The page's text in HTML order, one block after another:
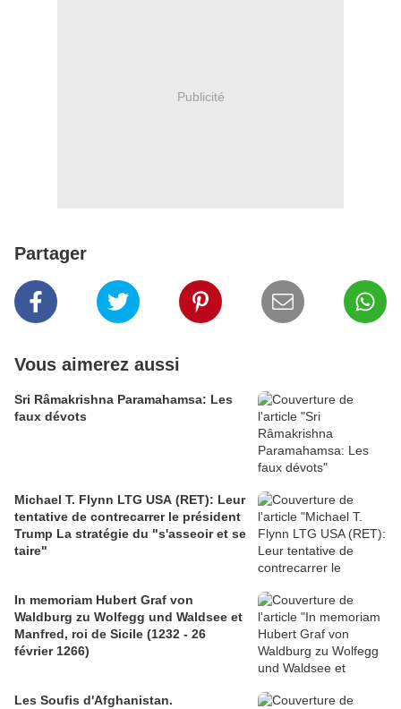
Publicité
Partager
Vous aimerez aussi
Sri Râmakrishna Paramahamsa: Les
faux dévots
Michael T. Flynn LTG USA (RET): Leur
tentative de contrecarrer le président
Trump La stratégie du "s'asseoir et se
taire"
In memoriam Hubert Graf von
Waldburg zu Wolfegg und Waldsee et
Manfred, roi de Sicile (1232 - 26
février 1266)
Les Soufis d'Afghanistan.